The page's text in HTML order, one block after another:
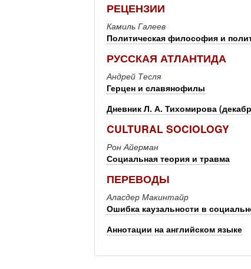
РЕЦЕНЗИИ
Камиль Галеев
Политическая философия и
РУССКАЯ АТЛАНТИДА
Андрей Тесля
Герцен и славянофилы
Дневник Л. А. Тихомирова
CULTURAL SOCIOLOGY
Рон Айерман
Социальная теория и травма
ПЕРЕВОДЫ
Аласдер Макинтайр
Ошибка каузальности в
Аннотации на английском языке